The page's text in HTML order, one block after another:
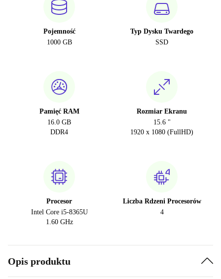
Pojemność
1000 GB
Typ Dysku Twardego
SSD
Pamięć RAM
16.0 GB
DDR4
Rozmiar Ekranu
15.6 "
1920 x 1080 (FullHD)
Procesor
Intel Core i5-8365U
1.60 GHz
Liczba Rdzeni Procesorów
4
Opis produktu